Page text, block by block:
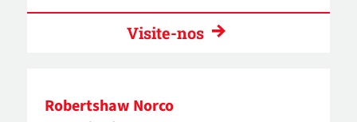
Visite-nos
Robertshaw Norco